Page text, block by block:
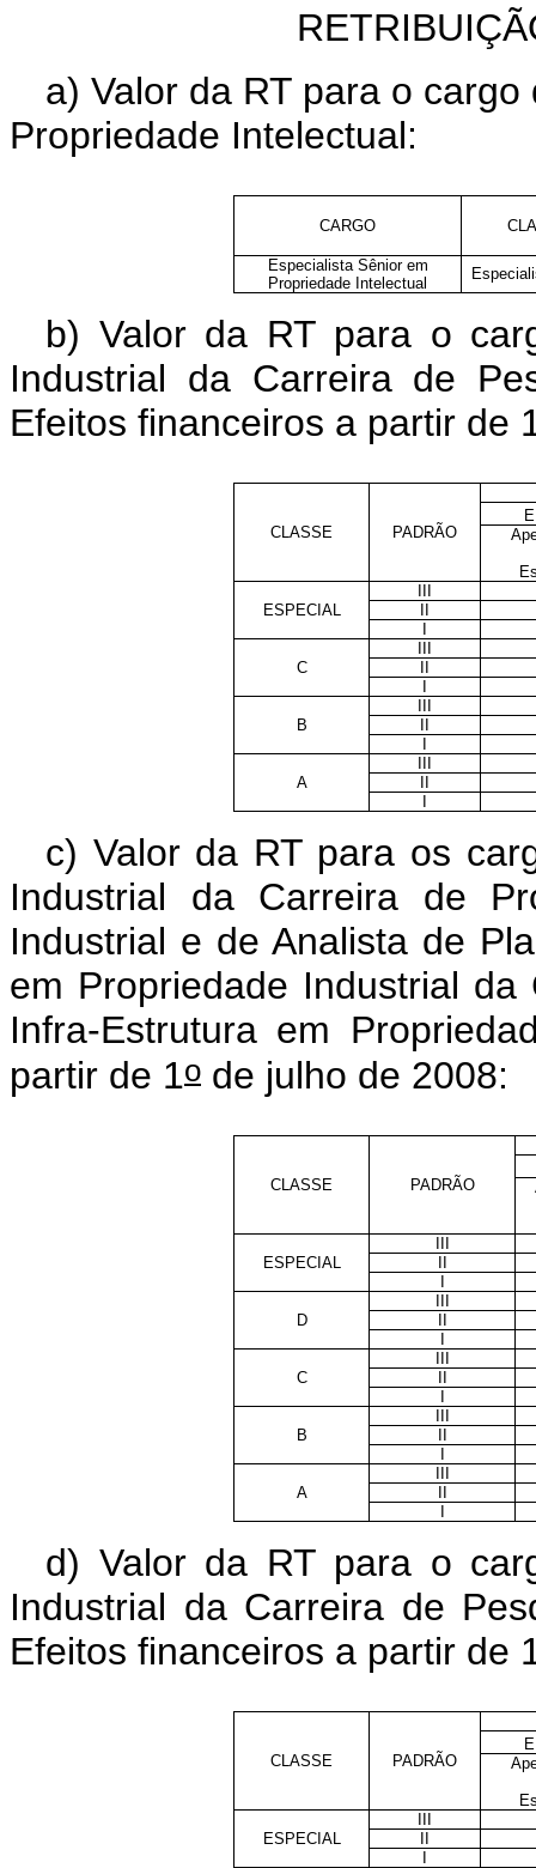
a) Valor da RT para o
Propriedade Intelectual:
CARGO
Especialista Sênior em
Propriedade Intelectual
b) Valor da RT para o
Industrial da Carreira de
Efeitos financeiros a partir de
CLASSE PADRÃO
ESPECIAL
C
B
A
c) Valor da RT para os
Industrial da Carreira de
Industrial e de Analista de
em Propriedade Industrial
Infra-Estrutura em
partir de 1o de julho de 2008:
CLASSE PADRÃO
ESPECIAL
III
II
I
D
III
II
I
C
III
II
I
B
III
II
I
A
III
II
I
d) Valor da RT para o
Industrial da Carreira de
Efeitos financeiros a partir de
CLASSE PADRÃO
ESPECIAL